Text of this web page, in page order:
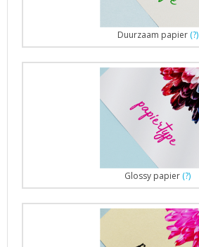
Duurzaam papier (?)
Glossy papier (?)